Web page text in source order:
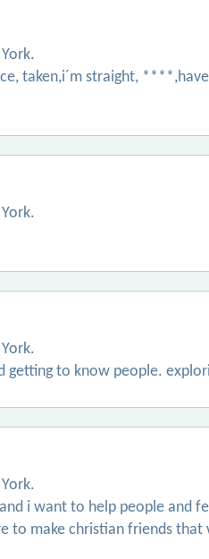
taken,i´m straight,
getting to know people.
i want to help people and
to make christian friends